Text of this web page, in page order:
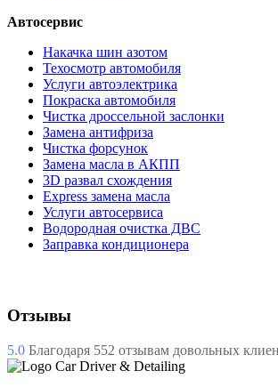
Автосервис
Накачка шин азотом
Техосмотр автомобиля
Услуги автоэлектрика
Покраска автомобиля
Чистка дроссельной заслонки
Замена антифриза
Чистка форсунок
Замена масла в АКПП
3D развал схождения
Express замена масла
Услуги автосервиса
Водородная очистка ДВС
Заправка кондиционера
Отзывы
5.0 Благодаря 552 отзывам довольных